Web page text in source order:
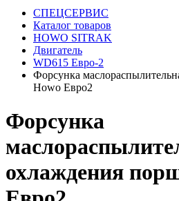
СПЕЦСЕРВИС
Каталог товаров
HOWO SITRAK
Двигатель
WD615 Евро-2
Форсунка
Howo Евро2
Форсунка
охлаждения